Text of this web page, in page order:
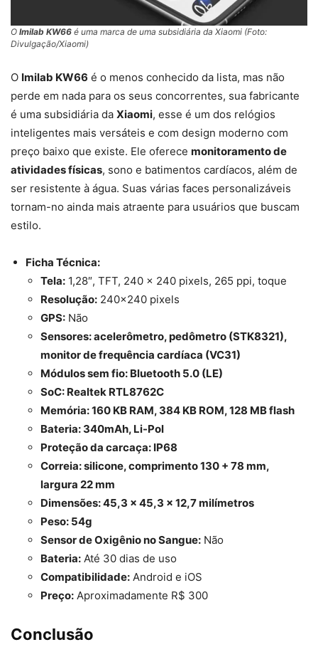
O Imilab KW66 é uma marca de uma subsidiária da Xiaomi (Foto:
Divulgação/Xiaomi)
O Imilab KW66 é o menos conhecido da lista, mas não
perde em nada para os seus concorrentes, sua fabricante
é uma subsidiária da Xiaomi, esse é um dos relógios
inteligentes mais versáteis e com design moderno com
preço baixo que existe. Ele oferece monitoramento de
atividades físicas, sono e batimentos cardíacos, além de
ser resistente à água. Suas várias faces personalizáveis
tornam-no ainda mais atraente para usuários que buscam
estilo.
Ficha Técnica:
Tela: 1,28″, TFT, 240 × 240 pixels, 265 ppi, toque
Resolução: 240×240 pixels
GPS: Não
Sensores: acelerômetro, pedômetro (STK8321),
monitor de frequência cardíaca (VC31)
Módulos sem fio: Bluetooth 5.0 (LE)
SoC: Realtek RTL8762C
Memória: 160 KB RAM, 384 KB ROM, 128 MB flash
Bateria: 340mAh, Li-Pol
Proteção da carcaça: IP68
Correia: silicone, comprimento 130 + 78 mm,
largura 22 mm
Dimensões: 45,3 × 45,3 × 12,7 milímetros
Peso: 54g
Sensor de Oxigênio no Sangue: Não
Bateria: Até 30 dias de uso
Compatibilidade: Android e iOS
Preço: Aproximadamente R$ 300
Conclusão